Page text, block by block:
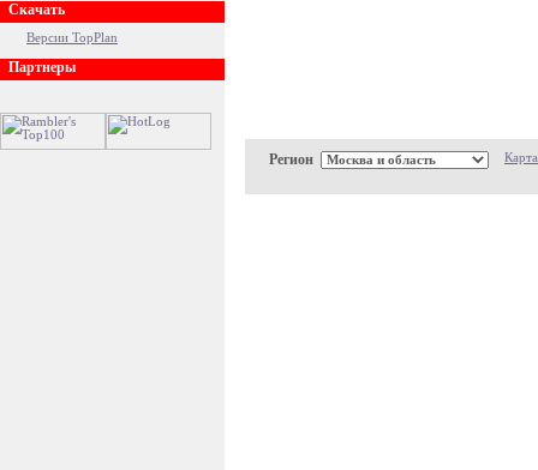
Скачать
Версии TopPlan
Партнеры
Регион Карта